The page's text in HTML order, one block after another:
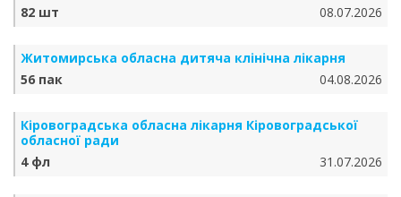
82 шт
08.07.2026
Житомирська обласна дитяча клінічна лікарня
56 пак
04.08.2026
Кіровоградська обласна лікарня Кіровоградської
обласної ради
4 фл
31.07.2026